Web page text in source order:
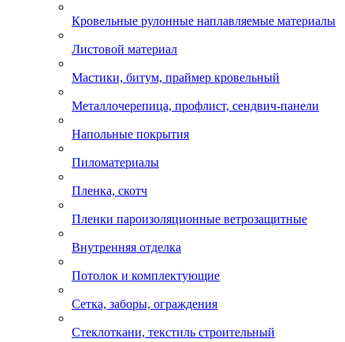
Кровельные рулонные наплавляемые материалы
Листовой материал
Мастики, битум, праймер кровельный
Металлочерепица, профлист, сендвич-панели
Напольные покрытия
Пиломатериалы
Пленка, скотч
Пленки пароизоляционные ветрозащитные
Внутренняя отделка
Потолок и комплектующие
Сетка, заборы, ограждения
Стеклоткани, текстиль строительный